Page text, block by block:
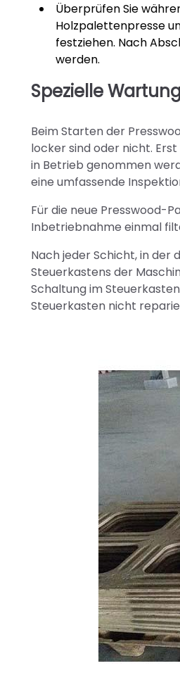
Überprüfen Sie
Holzpalettenpresse
festziehen. Nach
werden.
Spezielle
Beim Starten der
locker sind oder nicht.
in Betrieb genommen
eine umfassende
Für die neue Presswood-
Inbetriebnahme einmal
Nach jeder Schicht, in der
Steuerkastens der
Schaltung im
Steuerkasten nicht